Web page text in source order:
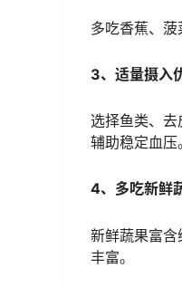
多吃香蕉、
3、适量摄入
选择鱼类、
辅助稳定血压。
4、多吃新鲜
新鲜蔬果富
丰富。